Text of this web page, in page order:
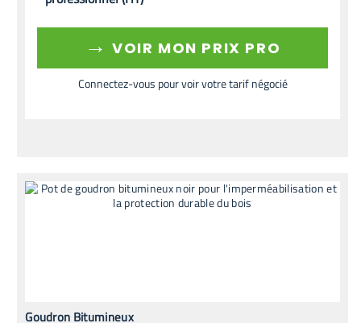
→ VOIR MON PRIX PRO
Connectez-vous pour voir votre tarif négocié
Goudron Bitumineux